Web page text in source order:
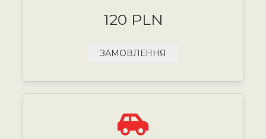
120 PLN
ЗАМОВЛЕННЯ